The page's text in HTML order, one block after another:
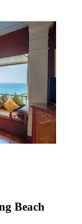
Beach